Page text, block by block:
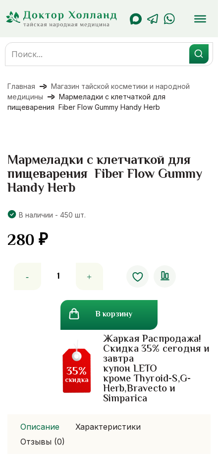
содержанию
Search
for:
Главная
Магазин тайской косметики и народной
медицины
Мармеладки с клетчаткой для
пищеварения Fiber Flow Gummy Handy Herb
Мармеладки с клетчаткой для
пищеварения Fiber Flow Gummy
Handy Herb
В наличии - 450 шт.
280₽
товара
В корзину
Жаркая Распродажа!
Скидка 35% сегодня и
завтра
купон LETO
кроме Thyroid-S,G-
Herb,Bravecto и
Simparica
35%
скидка
Описание
Характеристики
Отзывы (0)